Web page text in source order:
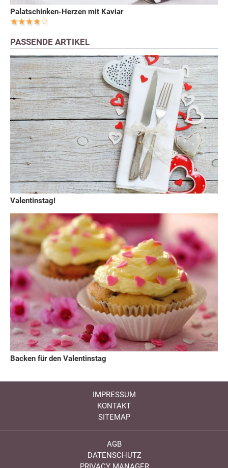
Palatschinken-Herzen mit Kaviar
PASSENDE ARTIKEL
Valentinstag!
Backen für den Valentinstag
IMPRESSUM
KONTAKT
SITEMAP
AGB
DATENSCHUTZ